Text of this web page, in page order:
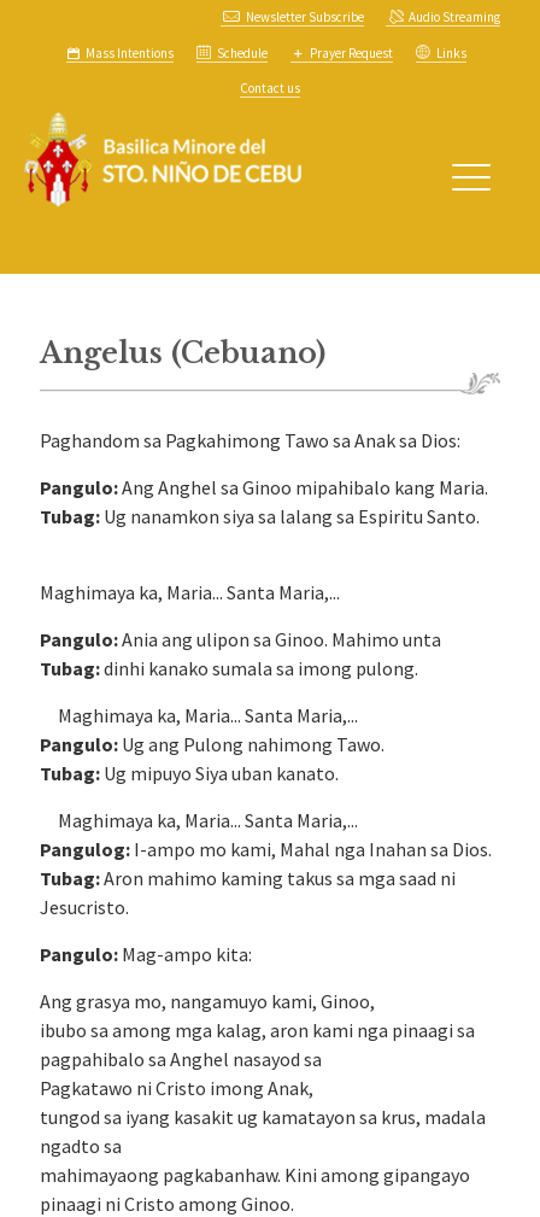
Newsletter Subscribe Audio Streaming
Mass Intentions Schedule Prayer Request Links
Contact us
Angelus (Cebuano)
Paghandom sa Pagkahimong Tawo sa Anak sa Dios:
Pangulo:Ang Anghel sa Ginoo mipahibalo kang Maria.
Tubag: Ug nanamkon siya sa lalang sa Espiritu Santo.
Maghimaya ka, Maria... Santa Maria,...
Pangulo:Ania ang ulipon sa Ginoo. Mahimo unta
Tubag:dinhi kanako sumala sa imong pulong.
Maghimaya ka, Maria... Santa Maria,...
Pangulo: Ug ang Pulong nahimong Tawo.
Tubag: Ug mipuyo Siya uban kanato.
Maghimaya ka, Maria... Santa Maria,...
Pangulog: I-ampo mo kami, Mahal nga Inahan sa Dios.
Tubag:Aron mahimo kaming takus sa mga saad ni
Jesucristo.
Pangulo: Mag-ampo kita:
Ang grasya mo, nangamuyo kami, Ginoo,
ibubo sa among mga kalag, aron kami nga pinaagi sa
pagpahibalo sa Anghel nasayod sa
Pagkatawo ni Cristo imong Anak,
tungod sa iyang kasakit ug kamatayon sa krus, madala
ngadto sa
mahimayaong pagkabanhaw. Kini among gipangayo
pinaagi ni Cristo among Ginoo.